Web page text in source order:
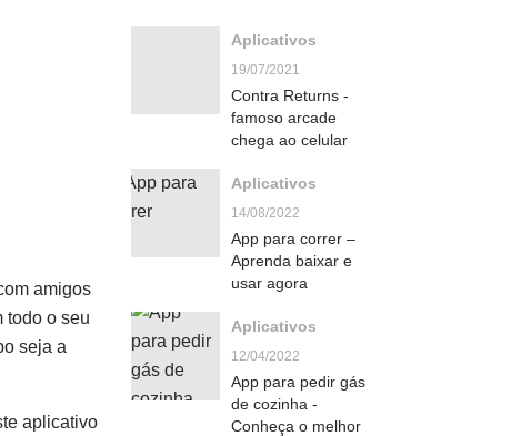
amigos
todo o seu
seja a
aplicativo
Aplicativos
19/07/2021
Contra Returns -
famoso arcade
chega ao celular
Aplicativos
14/08/2022
App para correr –
Aprenda baixar e
usar agora
Aplicativos
12/04/2022
App para pedir gás
de cozinha -
Conheça o melhor